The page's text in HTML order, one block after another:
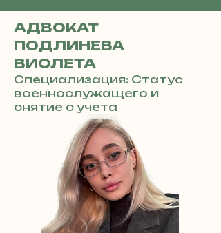
АДВОКАТ
ПОДЛИНЕВА
ВИОЛЕТА
Специализация: Статус
военнослужащего и
снятие с учета